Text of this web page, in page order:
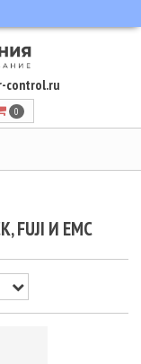
control.ru
0
FUJI И EMC